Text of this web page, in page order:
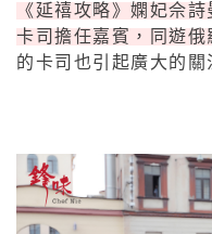
《延禧攻略》嫻妃佘
卡司擔任嘉賓，同遊俄
的卡司也引起廣大的關